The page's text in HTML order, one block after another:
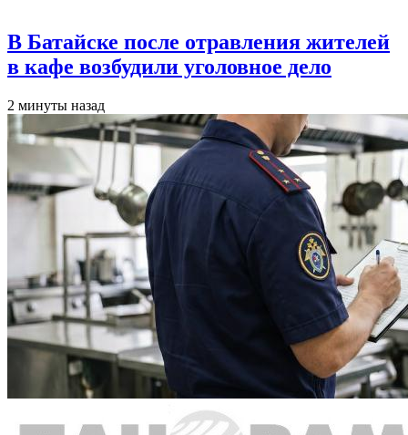
В Батайске после отравления жителей
в кафе возбудили уголовное дело
2 минуты назад